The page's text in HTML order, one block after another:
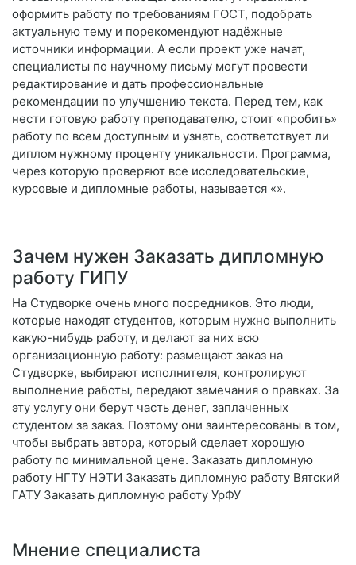
оформить работу по требованиям ГОСТ, подобрать
актуальную тему и порекомендуют надёжные
источники информации. А если проект уже начат,
специалисты по научному письму могут провести
редактирование и дать профессиональные
рекомендации по улучшению текста. Перед тем, как
нести готовую работу преподавателю, стоит «пробить»
работу по всем доступным и узнать, соответствует ли
диплом нужному проценту уникальности. Программа,
через которую проверяют все исследовательские,
курсовые и дипломные работы, называется «».
Зачем нужен Заказать дипломную
работу ГИПУ
На Студворке очень много посредников. Это люди,
которые находят студентов, которым нужно выполнить
какую-нибудь работу, и делают за них всю
организационную работу: размещают заказ на
Студворке, выбирают исполнителя, контролируют
выполнение работы, передают замечания о правках. За
эту услугу они берут часть денег, заплаченных
студентом за заказ. Поэтому они заинтересованы в том,
чтобы выбрать автора, который сделает хорошую
работу по минимальной цене. Заказать дипломную
работу НГТУ НЭТИ Заказать дипломную работу Вятский
ГАТУ Заказать дипломную работу УрФУ
Мнение специалиста